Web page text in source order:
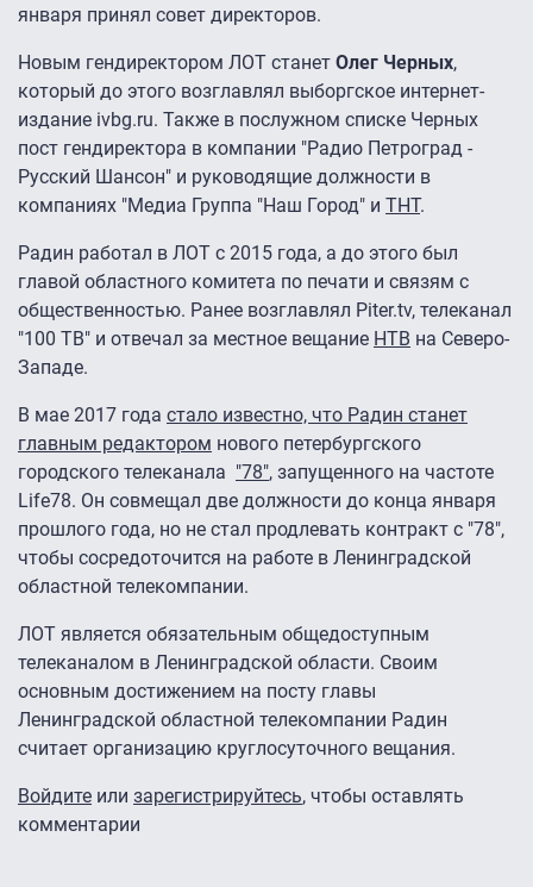
января принял совет директоров.
Новым гендиректором ЛОТ станет Олег Черных,
который до этого возглавлял выборгское интернет-
издание ivbg.ru. Также в послужном списке Черных
пост гендиректора в компании "Радио Петроград -
Русский Шансон" и руководящие должности в
компаниях "Медиа Группа "Наш Город" и ТНТ.
Радин работал в ЛОТ с 2015 года, а до этого был
главой областного комитета по печати и связям с
общественностью. Ранее возглавлял Piter.tv, телеканал
"100 ТВ" и отвечал за местное вещание НТВ на Северо-
Западе.
В мае 2017 года стало известно, что Радин станет
главным редактором нового петербургского
городского телеканала "78", запущенного на частоте
Life78. Он совмещал две должности до конца января
прошлого года, но не стал продлевать контракт с "78",
чтобы сосредоточится на работе в Ленинградской
областной телекомпании.
ЛОТ является обязательным общедоступным
телеканалом в Ленинградской области. Своим
основным достижением на посту главы
Ленинградской областной телекомпании Радин
считает организацию круглосуточного вещания.
Войдите или зарегистрируйтесь, чтобы оставлять
комментарии